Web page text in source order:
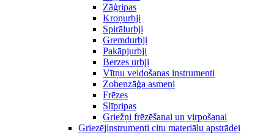
Zāģripas
Kroņurbji
Spirālurbji
Gremdurbji
Pakāpjurbji
Berzes urbji
Vītņu veidošanas instrumenti
Zobenzāģa asmeņi
Frēzes
Slīpripas
Griežņi frēzēšanai un virpošanai
Griezējinstrumenti citu materiālu apstrādei